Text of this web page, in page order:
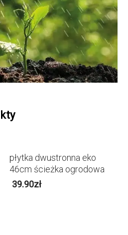
płytka dwustronna eko
46cm ścieżka ogrodowa
39.90zł